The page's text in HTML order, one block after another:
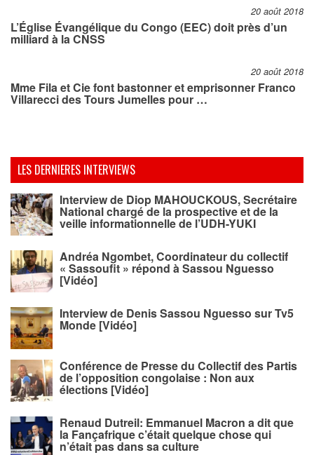
20 août 2018
L’Église Évangélique du Congo (EEC) doit près d’un
milliard à la CNSS
20 août 2018
Mme Fila et Cie font bastonner et emprisonner Franco
Villarecci des Tours Jumelles pour …
LES DERNIERES INTERVIEWS
Interview de Diop MAHOUCKOUS, Secrétaire
National chargé de la prospective et de la
veille informationnelle de l’UDH-YUKI
Andréa Ngombet, Coordinateur du collectif
« Sassoufit » répond à Sassou Nguesso
[Vidéo]
Interview de Denis Sassou Nguesso sur Tv5
Monde [Vidéo]
Conférence de Presse du Collectif des Partis
de l’opposition congolaise : Non aux
élections [Vidéo]
Renaud Dutreil: Emmanuel Macron a dit que
la Fançafrique c’était quelque chose qui
n’était pas dans sa culture